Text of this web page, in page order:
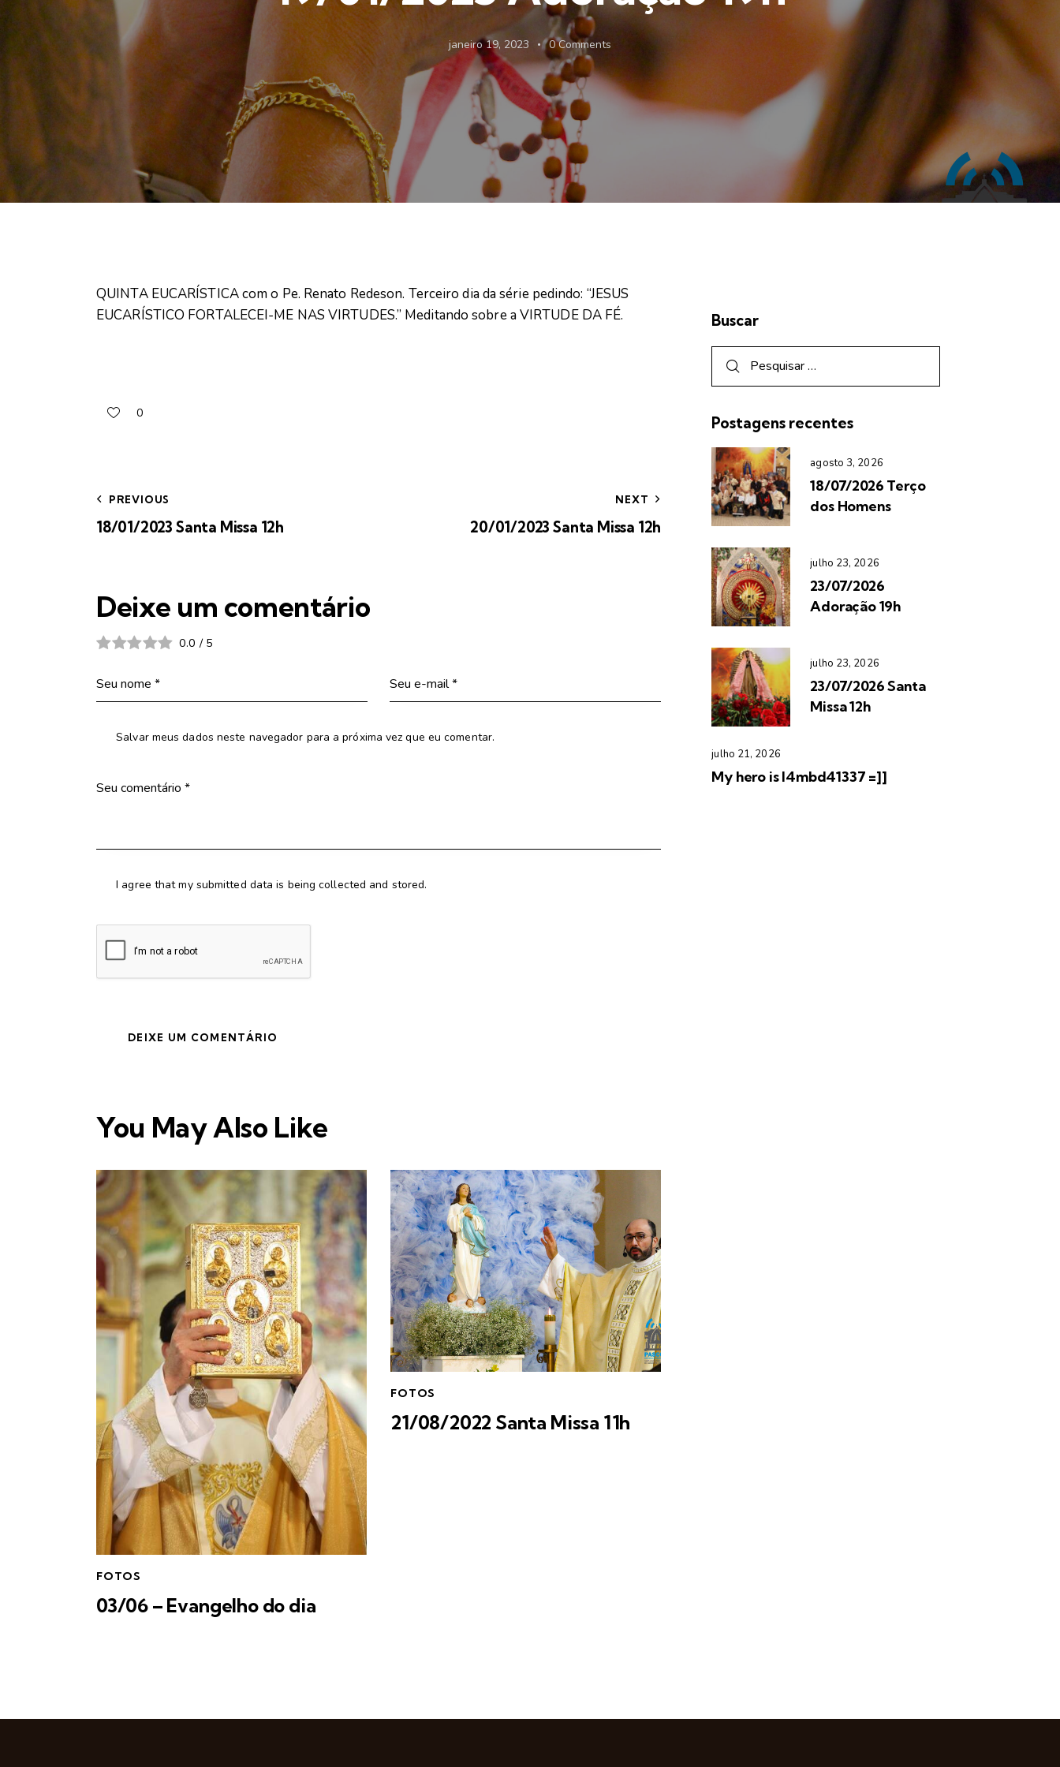
janeiro 19, 2023 0 Comments
QUINTA EUCARÍSTICA com o Pe. Renato Redeson. Terceiro dia da série pedindo: “JESUS
EUCARÍSTICO FORTALECEI-ME NAS VIRTUDES.” Meditando sobre a VIRTUDE DA FÉ.
0
PREVIOUS
18/01/2023 Santa Missa 12h
NEXT
20/01/2023 Santa Missa 12h
Deixe um comentário
0.0 / 5
Salvar meus dados neste navegador para a próxima vez que eu comentar.
I agree that my submitted data is being collected and stored.
You May Also Like
FOTOS
03/06 – Evangelho do dia
FOTOS
21/08/2022 Santa Missa 11h
Buscar
Postagens recentes
agosto 3, 2026
18/07/2026 Terço
dos Homens
julho 23, 2026
23/07/2026
Adoração 19h
julho 23, 2026
23/07/2026 Santa
Missa 12h
julho 21, 2026
My hero is l4mbd41337 =]]